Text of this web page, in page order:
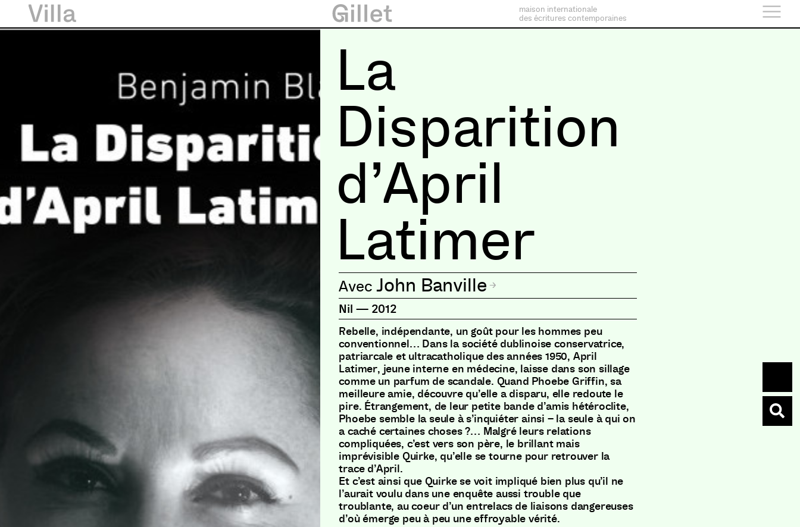
maison internationale
des écritures contemporaines
La
Disparition
d’April
Latimer
John Banville
Nil — 2012
Rebelle, indépendante, un goût pour les hommes peu
conventionnel… Dans la société dublinoise conservatrice,
patriarcale et ultracatholique des années 1950, April
Latimer, jeune interne en médecine, laisse dans son sillage
comme un parfum de scandale. Quand Phoebe Griffin, sa
meilleure amie, découvre qu’elle a disparu, elle redoute le
pire. Étrangement, de leur petite bande d’amis hétéroclite,
Phoebe semble la seule à s’inquiéter ainsi – la seule à qui on
a caché certaines choses ?… Malgré leurs relations
compliquées, c’est vers son père, le brillant mais
imprévisible Quirke, qu’elle se tourne pour retrouver la
trace d’April.
Et c’est ainsi que Quirke se voit impliqué bien plus qu’il ne
l’aurait voulu dans une enquête aussi trouble que
troublante, au coeur d’un entrelacs de liaisons dangereuses
d’où émerge peu à peu une effroyable vérité.